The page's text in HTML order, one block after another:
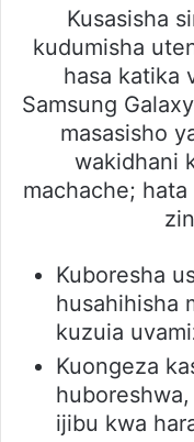
Kusasisha
kudumisha
hasa katika
Samsung
masasisho
wakidhani
machache;
Kuboresha
husahihisha
kuzuia
Kuongeza
ijibu kwa